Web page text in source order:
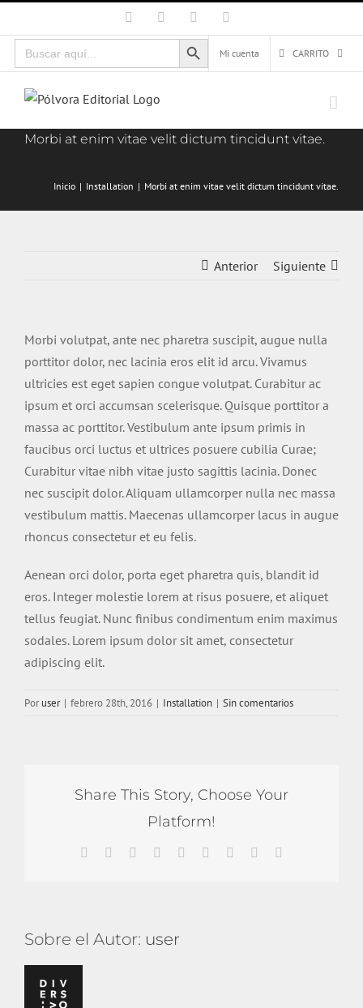
al
contenido
Facebook Instagram
Buscar:
Botón de búsqueda
Mi cuenta
CARRITO
Morbi at enim vitae velit dictum tincidunt vitae.
Inicio Installation Morbi at enim vitae velit dictum tincidunt vitae.
Anterior Siguiente
Morbi volutpat, ante nec pharetra suscipit, augue nulla
porttitor dolor, nec lacinia eros elit id arcu. Vivamus
ultricies est eget sapien congue volutpat. Curabitur ac
ipsum et orci accumsan scelerisque. Quisque porttitor a
massa ac porttitor. Vestibulum ante ipsum primis in
faucibus orci luctus et ultrices posuere cubilia Curae;
Curabitur vitae nibh vitae justo sagittis lacinia. Donec
nec suscipit dolor. Aliquam ullamcorper nulla nec massa
vestibulum mattis. Maecenas ullamcorper lacus in augue
rhoncus consectetur et eu felis.
Aenean orci dolor, porta eget pharetra quis, blandit id
eros. Integer molestie lorem at risus posuere, et aliquet
tellus feugiat. Nunc finibus condimentum enim maximus
sodales. Lorem ipsum dolor sit amet, consectetur
adipiscing elit.
Poruser | febrero 28th, 2016 | Installation | Sin comentarios
Share This Story, Choose Your
Platform!
Facebook Reddit LinkedInWhatsApp
TumblrPinterest
Sobre el Autor: user